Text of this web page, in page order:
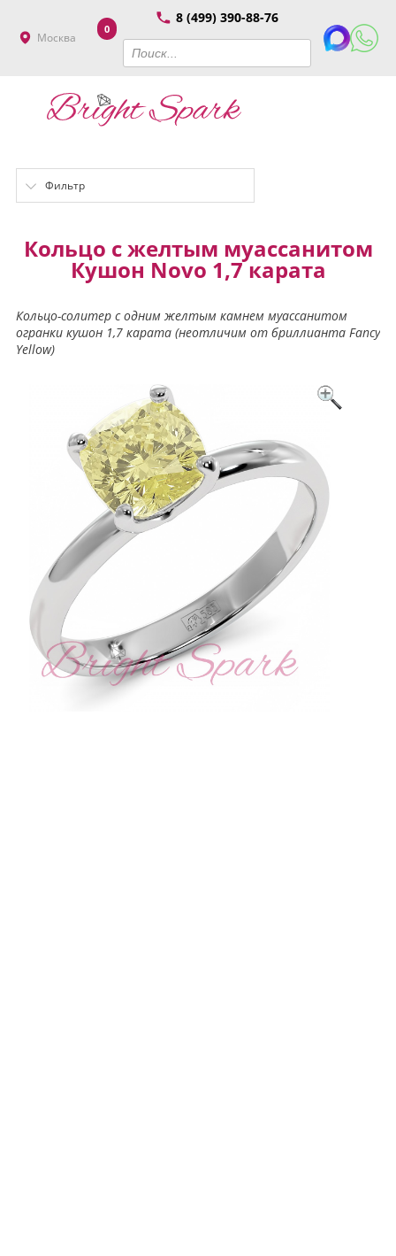
Москва
8 (499) 390-88-76
0
Фильтр
Кольцо с желтым муассанитом
Кушон Novo 1,7 карата
Кольцо-солитер с одним желтым камнем муассанитом
огранки кушон 1,7 карата (неотличим от бриллианта Fancy
Yellow)